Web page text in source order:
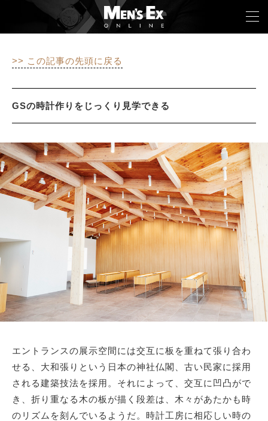
>> この記事の先頭に戻る
GSの時計作りをじっくり見学できる
エントランスの展示空間には交互に板を重ねて張り合わ
せる、大和張りという日本の神社仏閣、古い民家に採用
される建築技法を採用。それによって、交互に凹凸がで
き、折り重なる木の板が描く段差は、木々があたかも時
のリズムを刻んでいるようだ。時計工房に相応しい時の
FASHION
CAR&BIKE
LIFESTYLE
COLUMN
MAGAZINE
サイトマップ